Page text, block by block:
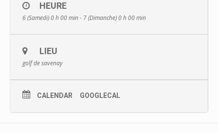
HEURE
6 (Samedi) 0 h 00 min - 7 (Dimanche) 0 h 00 min
LIEU
golf de savenay
CALENDAR GOOGLECAL